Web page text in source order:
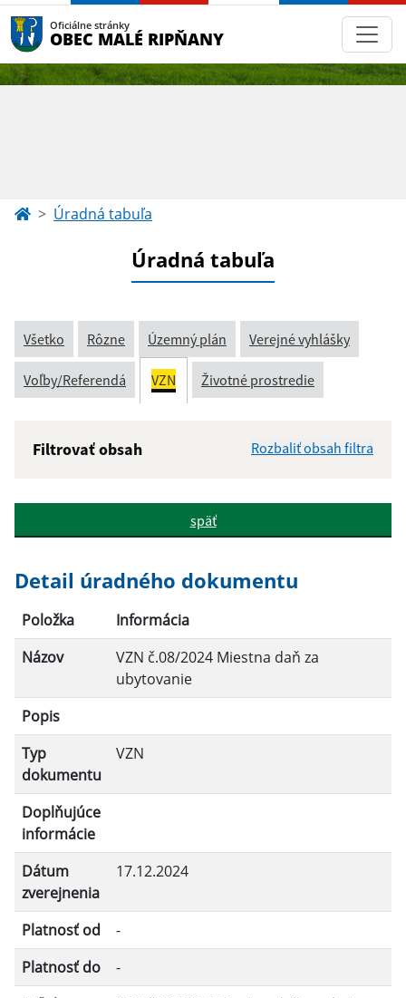
Oficiálne stránky
OBEC MALÉ RIPŇANY
Úradná tabuľa
Úradná tabuľa
Všetko Rôzne Územný plán Verejné vyhlášky
Voľby/Referendá VZN Životné prostredie
Filtrovať obsah Rozbaliť obsah filtra
Popis:
Dátum zverejnenia do:
Platnosť od:
Platnosť do:
Filtrovať
späť
Detail úradného dokumentu
Položka
Informácia
Názov
VZN č.08/2024 Miestna daň za
ubytovanie
Popis
Typ
dokumentu
VZN
Doplňujúce
informácie
Dátum
zverejnenia
17.12.2024
Platnosť od
-
Platnosť do
-